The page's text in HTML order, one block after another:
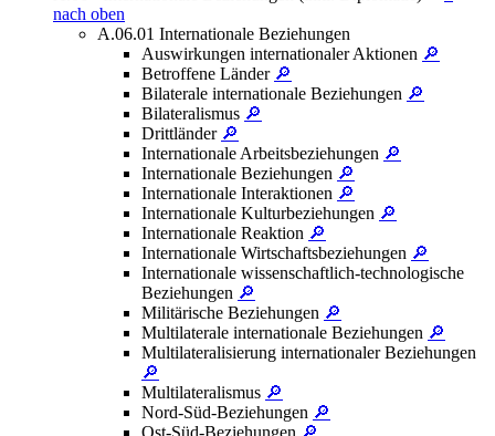
nach oben
A.06.01 Internationale Beziehungen
Auswirkungen internationaler Aktionen 🔎
Betroffene Länder 🔎
Bilaterale internationale Beziehungen 🔎
Bilateralismus 🔎
Drittländer 🔎
Internationale Arbeitsbeziehungen 🔎
Internationale Beziehungen 🔎
Internationale Interaktionen 🔎
Internationale Kulturbeziehungen 🔎
Internationale Reaktion 🔎
Internationale Wirtschaftsbeziehungen 🔎
Internationale wissenschaftlich-technologische
Beziehungen 🔎
Militärische Beziehungen 🔎
Multilaterale internationale Beziehungen 🔎
Multilateralisierung internationaler Beziehungen
🔎
Multilateralismus 🔎
Nord-Süd-Beziehungen 🔎
Ost-Süd-Beziehungen 🔎